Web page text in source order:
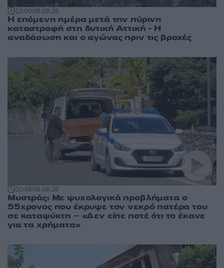
12:0008.08.26
Η επόμενη ημέρα μετά την πύρινη
καταστροφή στη δυτική Αττική - Η
αναδάσωση και ο αγώνας πριν τις βροχές
10:5908.08.26
Μυστράς: Με ψυχολογικά προβλήματα ο
55χρονος που έκρυψε τον νεκρό πατέρα του
σε καταψύκτη – «Δεν είπε ποτέ ότι το έκανε
για τα χρήματα»